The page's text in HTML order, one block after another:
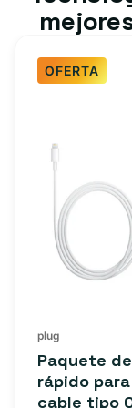
OFERTA
para
iPhone,
iPad:
a
Lightning
(1
plug
Paquete
rápido
cable tipo